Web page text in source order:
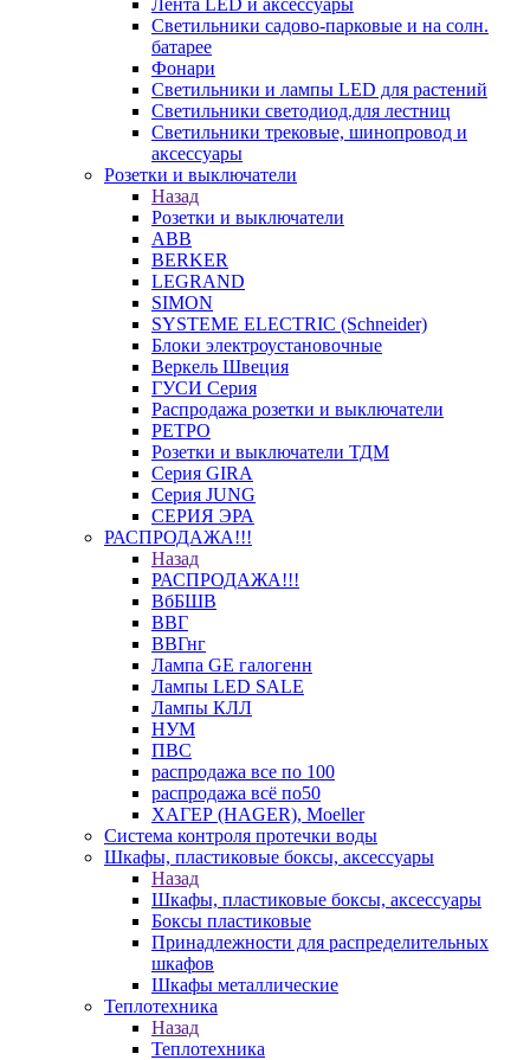
Лента LED и аксессуары
Светильники садово-парковые и на солн.
батарее
Фонари
Светильники и лампы LED для растений
Светильники светодиод.для лестниц
Светильники трековые, шинопровод и
аксессуары
Розетки и выключатели
Назад
Розетки и выключатели
ABB
BERKER
LEGRAND
SIMON
SYSTEME ELECTRIC (Schneider)
Блоки электроустановочные
Веркель Швеция
ГУСИ Серия
Распродажа розетки и выключатели
РЕТРО
Розетки и выключатели ТДМ
Серия GIRA
Серия JUNG
СЕРИЯ ЭРА
РАСПРОДАЖА!!!
Назад
РАСПРОДАЖА!!!
ВбБШВ
ВВГ
ВВГнг
Лампа GE галогенн
Лампы LED SALE
Лампы КЛЛ
НУМ
ПВС
распродажа все по 100
распродажа всё по50
ХАГЕР (HAGER), Moeller
Система контроля протечки воды
Шкафы, пластиковые боксы, аксессуары
Назад
Шкафы, пластиковые боксы, аксессуары
Боксы пластиковые
Принадлежности для распределительных
шкафов
Шкафы металлические
Теплотехника
Назад
Теплотехника